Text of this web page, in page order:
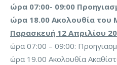
ώρα 07:00- 09:00
ώρα 18.00 Ακολουθία του
Παρασκευή 12 Απριλίου
ώρα 07:00 – 09:00:
ώρα 19.00 Ακολουθία